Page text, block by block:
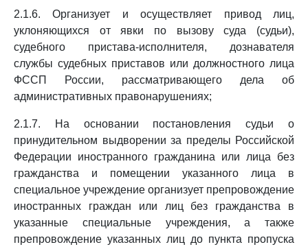
2.1.6. Организует и осуществляет привод лиц,
уклоняющихся от явки по вызову суда (судьи),
судебного пристава-исполнителя, дознавателя
службы судебных приставов или должностного лица
ФССП России, рассматривающего дела об
административных правонарушениях;
2.1.7. На основании постановления судьи о
принудительном выдворении за пределы Российской
Федерации иностранного гражданина или лица без
гражданства и помещении указанного лица в
специальное учреждение организует препровождение
иностранных граждан или лиц без гражданства в
указанные специальные учреждения, а также
препровождение указанных лиц до пункта пропуска